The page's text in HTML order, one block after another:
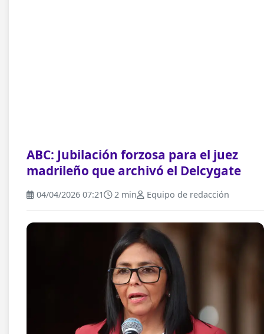
ABC: Jubilación forzosa para el juez
madrileño que archivó el Delcygate
04/04/2026 07:21 2 min Equipo de redacción